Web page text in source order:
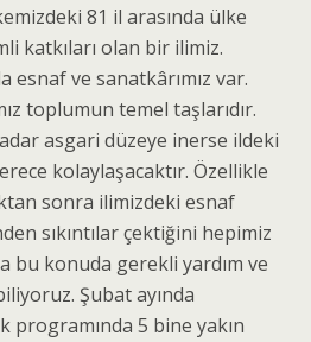
81 il arasında ülke
katkıları olan bir ilimiz.
esnaf ve sanatkârımız var.
toplumun temel taşlarıdır.
asgari düzeye inerse ildeki
kolaylaşacaktır. Özellikle
sonra ilimizdeki esnaf
sıkıntılar çektiğini hepimiz
bu konuda gerekli yardım ve
Şubat ayında
programında 5 bine yakın